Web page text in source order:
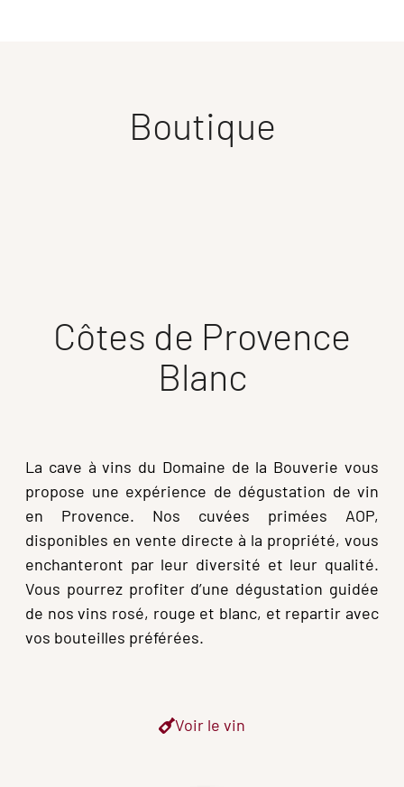
Boutique
Côtes de Provence
Blanc
La cave à vins du Domaine de la Bouverie vous
propose une expérience de dégustation de vin
en Provence. Nos cuvées primées AOP,
disponibles en vente directe à la propriété, vous
enchanteront par leur diversité et leur qualité.
Vous pourrez profiter d’une dégustation guidée
de nos vins rosé, rouge et blanc, et repartir avec
vos bouteilles préférées.
Voir le vin